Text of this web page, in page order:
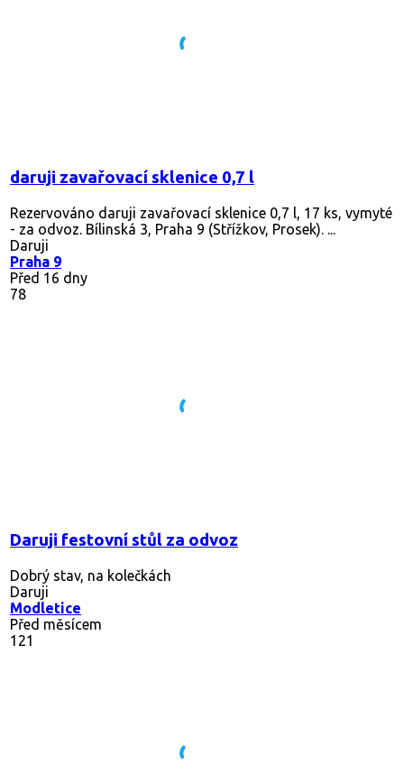
daruji zavařovací sklenice 0,7 l
Rezervováno daruji zavařovací sklenice 0,7 l, 17 ks, vymyté
- za odvoz. Bílinská 3, Praha 9 (Střížkov, Prosek). ...
Daruji
Praha 9
Před 16 dny
78
Daruji festovní stůl za odvoz
Dobrý stav, na kolečkách
Daruji
Modletice
Před měsícem
121